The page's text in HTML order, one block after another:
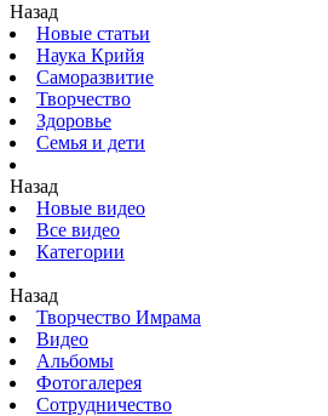
Назад
Новые статьи
Наука Крийя
Саморазвитие
Творчество
Здоровье
Семья и дети
Назад
Новые видео
Все видео
Категории
Назад
Творчество Имрама
Видео
Альбомы
Фотогалерея
Сотрудничество